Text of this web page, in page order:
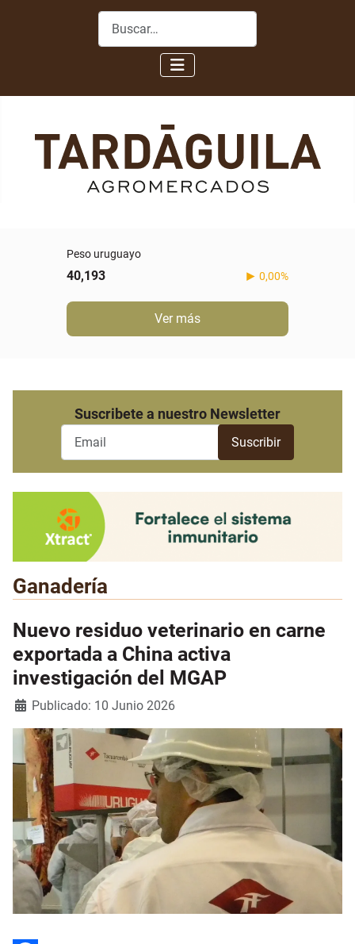
Buscar
Peso uruguayo
40,193 0,00%
Ver más
Suscribete a nuestro Newsletter
Ganadería
Nuevo residuo veterinario en carne
exportada a China activa
investigación del MGAP
Detalles
Publicado: 10 Junio 2026